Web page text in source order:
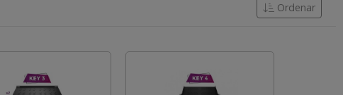
Ordenar